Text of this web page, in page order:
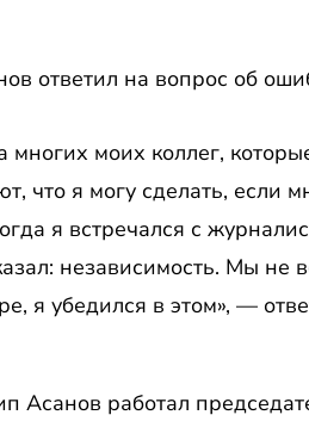
ответил на вопрос об
многих моих коллег,
что я могу сделать, если
я встречался с
независимость. Мы не
я убедился в этом», —
Асанов работал